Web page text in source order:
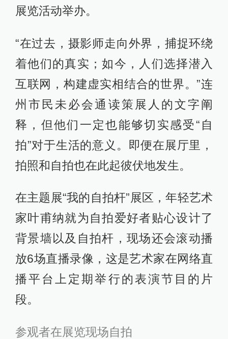
展览活动举办。
“在过去，摄影师走向外界，捕捉环绕
着他们的真实；如今，人们选择潜入
互联网，构建虚实相结合的世界。”连
州市民未必会通读策展人的文字阐
释，但他们一定也能够切实感受“自
拍”对于生活的意义。即便在展厅里，
拍照和自拍也在此起彼伏地发生。
在主题展“我的自拍杆”展区，年轻艺术
家叶甫纳就为自拍爱好者贴心设计了
背景墙以及自拍杆，现场还会滚动播
放6场直播录像，这是艺术家在网络直
播平台上定期举行的表演节目的片
段。
参观者在展览现场自拍